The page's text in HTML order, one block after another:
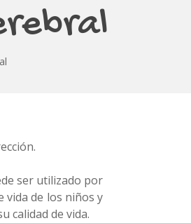
ser utilizado por
vida de los niños y
calidad de vida.